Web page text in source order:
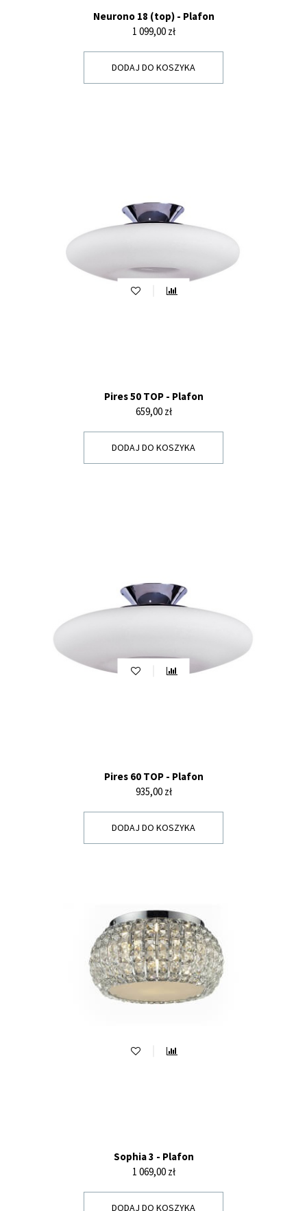
Neurono 18 (top) - Plafon
Cena
1 099,00 zł
DODAJ DO KOSZYKA
Pires 50 TOP - Plafon
Cena
659,00 zł
DODAJ DO KOSZYKA
Pires 60 TOP - Plafon
Cena
935,00 zł
DODAJ DO KOSZYKA
Sophia 3 - Plafon
Cena
1 069,00 zł
DODAJ DO KOSZYKA